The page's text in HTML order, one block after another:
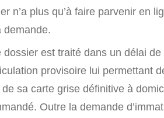
n’a plus qu’à faire parvenir en
demande.
est traité dans un délai de
provisoire lui permettant
sa carte grise définitive à
Outre la demande